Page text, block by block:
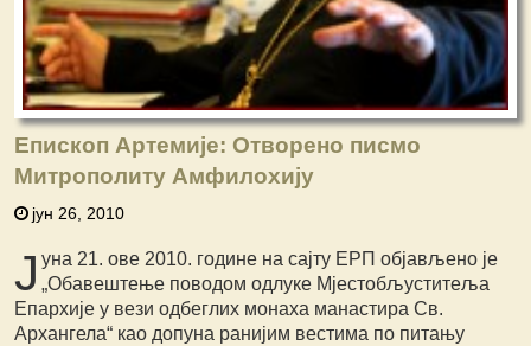
Епископ Артемије: Отворено писмо
Митрополиту Амфилохију
јун 26, 2010
Ј уна 21. ове 2010. године на сајту ЕРП објављено је
„Обавештење поводом одлуке Мјестобљуститеља
Епархије у вези одбеглих монаха манастира Св.
Архангела“ као допуна ранијим вестима по питању